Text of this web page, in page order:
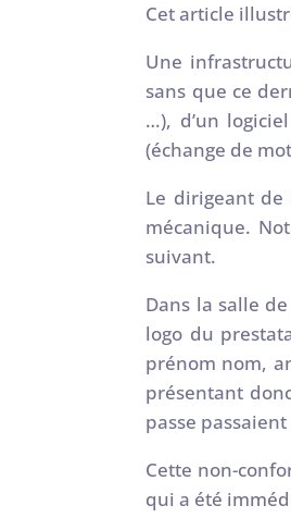
Cet article
Une
sans que ce
…), d’un
(échange de
Le dirigeant de
mécanique.
suivant.
Dans la salle
logo du
prénom nom,
présentant
passe passaient
Cette non-
qui a été